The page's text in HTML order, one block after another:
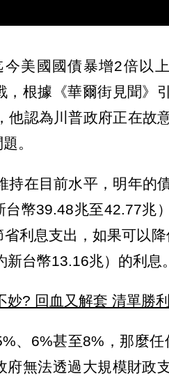
美國國債暴增2倍以
，根據《華爾街見聞》
他認為川普政府正在故
。
在目前水平，明年的
幣39.48兆至42.77兆
利息支出，如果可以降
台幣13.16兆）的利息。
? 回血又解套 清單勝
、6%甚至8%，那麼任
無法透過大規模財政